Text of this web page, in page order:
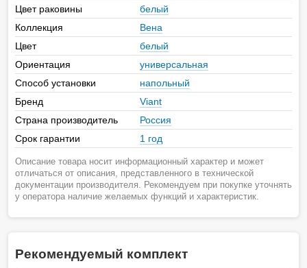
Цвет раковины
белый
Коллекция
Вена
Цвет
белый
Ориентация
универсальная
Способ установки
напольный
Бренд
Viant
Страна производитель
Россия
Срок гарантии
1 год
Описание товара носит информационный характер и может
отличаться от описания, представленного в технической
документации производителя. Рекомендуем при покупке уточнять
у оператора наличие желаемых функций и характеристик.
Рекомендуемый комплект